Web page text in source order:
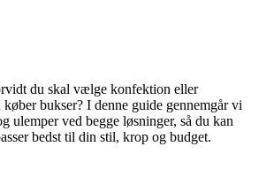
du skal vælge konfektion eller
bukser? I denne guide gennemgår vi
ulemper ved begge løsninger, så du kan
bedst til din stil, krop og budget.